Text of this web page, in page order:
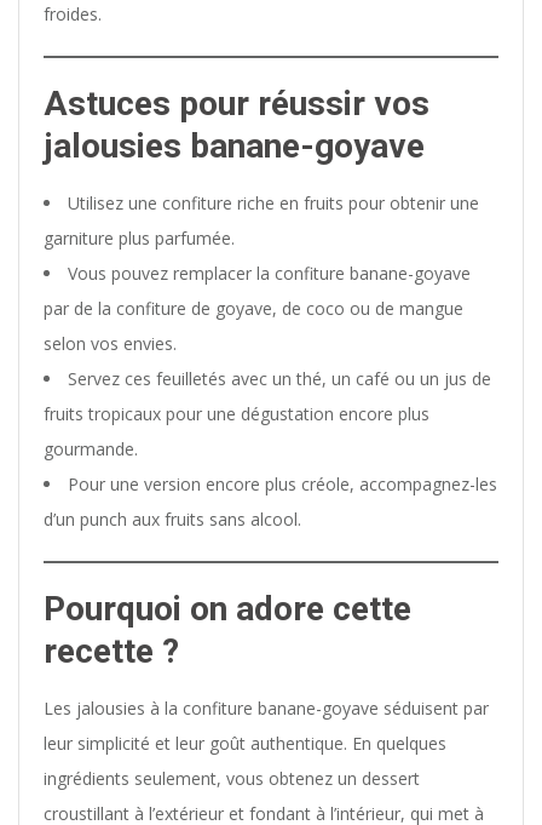
froides.
Astuces pour réussir vos
jalousies banane-goyave
Utilisez une confiture riche en fruits pour obtenir une
garniture plus parfumée.
Vous pouvez remplacer la confiture banane-goyave
par de la confiture de goyave, de coco ou de mangue
selon vos envies.
Servez ces feuilletés avec un thé, un café ou un jus de
fruits tropicaux pour une dégustation encore plus
gourmande.
Pour une version encore plus créole, accompagnez-les
d’un punch aux fruits sans alcool.
Pourquoi on adore cette
recette ?
Les jalousies à la confiture banane-goyave séduisent par
leur simplicité et leur goût authentique. En quelques
ingrédients seulement, vous obtenez un dessert
croustillant à l’extérieur et fondant à l’intérieur, qui met à